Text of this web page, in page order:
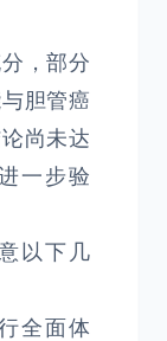
，部分
胆管癌
尚未达
一步验
以下几
全面体